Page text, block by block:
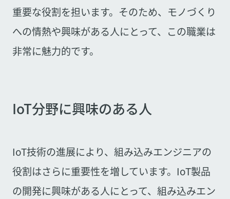
重要な役割を担います。そのため、モノづくり
への情熱や興味がある人にとって、この職業は
非常に魅力的です。
IoT分野に興味のある人
IoT技術の進展により、組み込みエンジニアの
役割はさらに重要性を増しています。IoT製品
の開発に興味がある人にとって、組み込みエン